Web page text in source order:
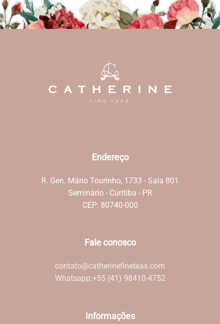
Endereço
R. Gen. Mário Tourinho, 1733 - Sala 801
Seminário - Curitiba - PR
CEP: 80740-000
Fale conosco
contato@catherinefineteas.com
Whatsapp:+55 (41) 98410-4752
Informações